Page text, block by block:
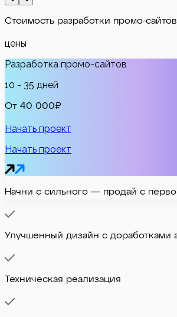
Стоимость разработки промо-сайтов
цены
Разработка промо-сайтов
10 - 35 дней
От 40 000₽
Начать проект
Начать проект
Начни с сильного — продай с
Улучшенный дизайн с доработками
Техническая реализация